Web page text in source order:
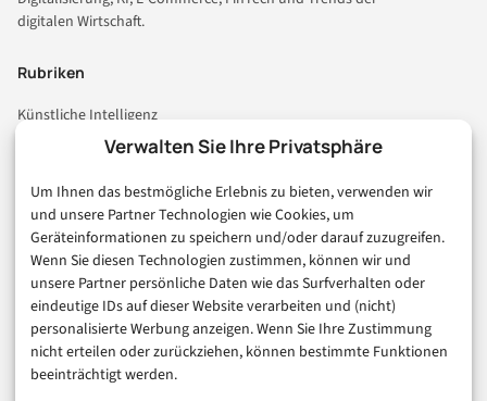
Verwalten Sie Ihre Privatsphäre
Um Ihnen das bestmögliche Erlebnis zu bieten, verwenden wir
und unsere Partner Technologien wie Cookies, um
Geräteinformationen zu speichern und/oder darauf zuzugreifen.
Wenn Sie diesen Technologien zustimmen, können wir und
unsere Partner persönliche Daten wie das Surfverhalten oder
eindeutige IDs auf dieser Website verarbeiten und (nicht)
personalisierte Werbung anzeigen. Wenn Sie Ihre Zustimmung
nicht erteilen oder zurückziehen, können bestimmte Funktionen
beeinträchtigt werden.
digitalen Wirtschaft.
Rubriken
Künstliche Intelligenz
Technologie & IT
Consumer & Digital Life
Marketing
Finanzen & FinTech
Business & Karriere
Sicherheit & Recht
Digitalisierung
Marketing